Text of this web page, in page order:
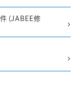
（JABEE修